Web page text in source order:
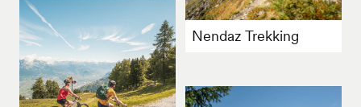
Nendaz Trekking